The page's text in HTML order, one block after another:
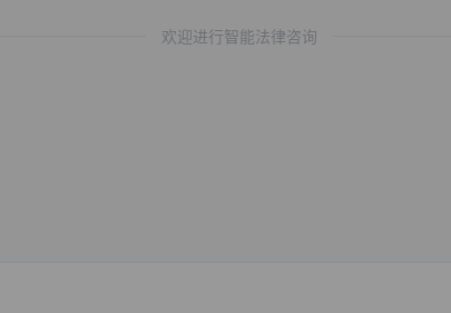
欢迎进行智能法律咨询